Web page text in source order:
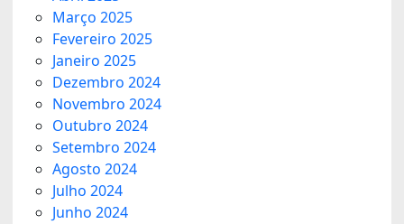
Março 2025
Fevereiro 2025
Janeiro 2025
Dezembro 2024
Novembro 2024
Outubro 2024
Setembro 2024
Agosto 2024
Julho 2024
Junho 2024